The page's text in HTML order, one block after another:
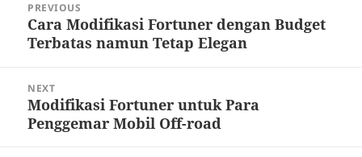
navigation
PREVIOUS
Previous
post:
Cara Modifikasi Fortuner dengan Budget
Terbatas namun Tetap Elegan
NEXT
Next
post:
Modifikasi Fortuner untuk Para
Penggemar Mobil Off-road